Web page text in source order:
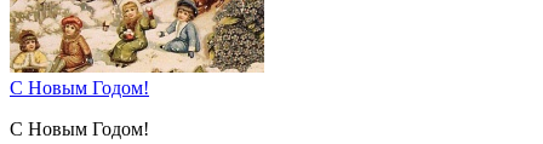
С Новым Годом!
С Новым Годом!